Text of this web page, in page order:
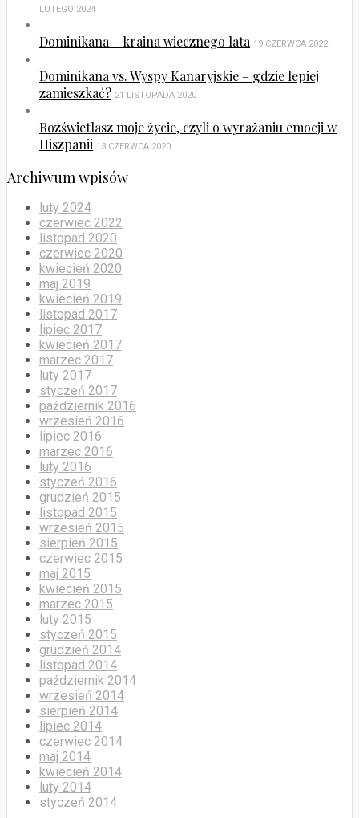
LUTEGO 2024
Dominikana – kraina wiecznego lata 19 CZERWCA 2022
Dominikana vs. Wyspy Kanaryjskie – gdzie lepiej
zamieszkać? 21 LISTOPADA 2020
Rozświetlasz moje życie, czyli o wyrażaniu emocji w
Hiszpanii 13 CZERWCA 2020
Archiwum wpisów
luty 2024
czerwiec 2022
listopad 2020
czerwiec 2020
kwiecień 2020
maj 2019
kwiecień 2019
listopad 2017
lipiec 2017
kwiecień 2017
marzec 2017
luty 2017
styczeń 2017
październik 2016
wrzesień 2016
lipiec 2016
marzec 2016
luty 2016
styczeń 2016
grudzień 2015
listopad 2015
wrzesień 2015
sierpień 2015
czerwiec 2015
maj 2015
kwiecień 2015
marzec 2015
luty 2015
styczeń 2015
grudzień 2014
listopad 2014
październik 2014
wrzesień 2014
sierpień 2014
lipiec 2014
czerwiec 2014
maj 2014
kwiecień 2014
luty 2014
styczeń 2014